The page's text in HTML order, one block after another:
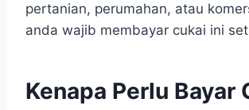
pertanian, perumahan, atau
anda wajib membayar cukai ini
Kenapa Perlu Bayar